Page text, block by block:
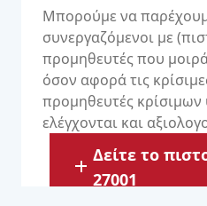
Μπορούμε να
συνεργαζόμενοι με
προμηθευτές που
όσον αφορά τις
προμηθευτές
ελέγχονται και
Δείτε το
27001